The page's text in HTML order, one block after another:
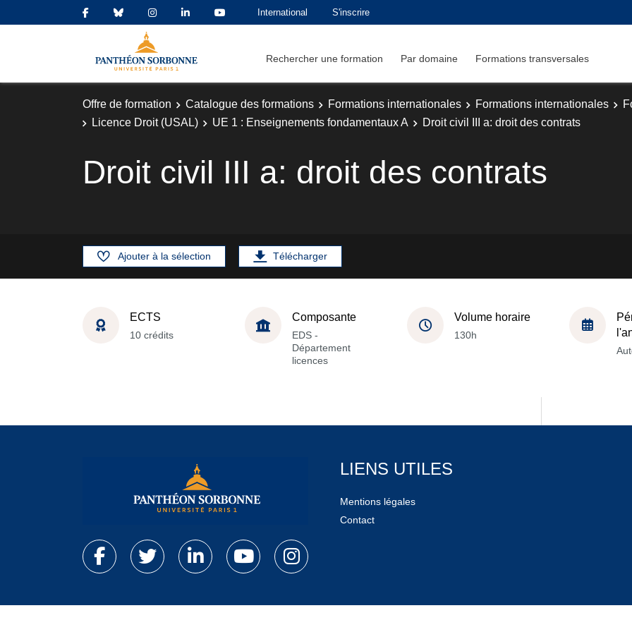
International S'inscrire
Rechercher une formation Par domaine Formations transversales
Offre de formation Catalogue des formations Formations internationales Formations internationales
Licence Droit (USAL)
UE 1 : Enseignements fondamentaux A Droit civil III a: droit des contrats
Droit civil III a: droit des contrats
Ajouter à la sélection Télécharger
ECTS
10 crédits
Composante
EDS -
Département
licences
Volume horaire
130h
LIENS UTILES
Mentions légales
Contact